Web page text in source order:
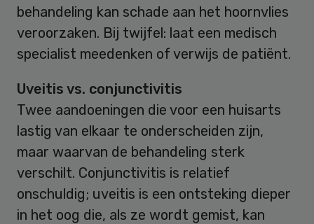
behandeling kan schade aan het hoornvlies
veroorzaken. Bij twijfel: laat een medisch
specialist meedenken of verwijs de patiënt.
Uveitis vs. conjunctivitis
Twee aandoeningen die voor een huisarts
lastig van elkaar te onderscheiden zijn,
maar waarvan de behandeling sterk
verschilt. Conjunctivitis is relatief
onschuldig; uveitis is een ontsteking dieper
in het oog die, als ze wordt gemist, kan